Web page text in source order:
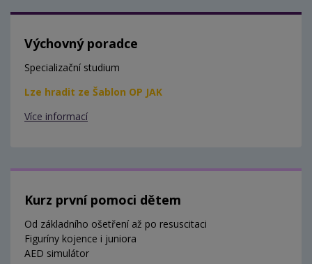
Výchovný poradce
Specializační studium
Lze hradit ze Šablon OP JAK
Více informací
Kurz první pomoci dětem
Od základního ošetření až po resuscitaci
Figuríny kojence i juniora
AED simulátor